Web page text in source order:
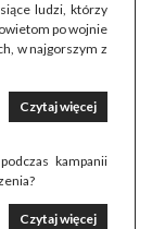
ludzi, którzy
po wojnie
w najgorszym z
Czytaj więcej
kampanii
Czytaj więcej